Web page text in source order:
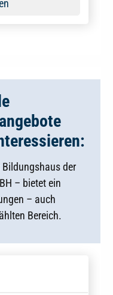
Bildungshaus der
– bietet ein
– auch
Bereich.